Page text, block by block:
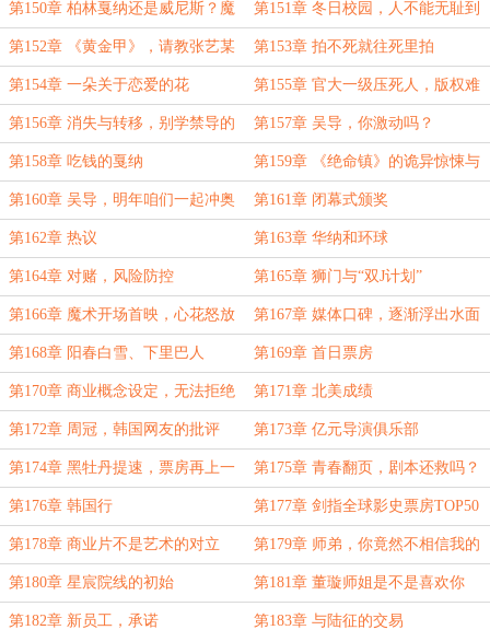
能助
第150章 柏林戛纳还是威尼斯？魔
盗团档期
第151章 冬日校园，人不能无耻到
这样的地步！
第152章 《黄金甲》，请教张艺某 第153章 拍不死就往死里拍
第154章 一朵关于恋爱的花 第155章 官大一级压死人，版权难
卖
第156章 消失与转移，别学禁导的
那套
第157章 吴导，你激动吗？
第158章 吃钱的戛纳 第159章 《绝命镇》的诡异惊悚与
社会思潮
第160章 吴导，明年咱们一起冲奥
斯卡
第161章 闭幕式颁奖
第162章 热议 第163章 华纳和环球
第164章 对赌，风险防控 第165章 狮门与“双J计划”
第166章 魔术开场首映，心花怒放
的韩三评
第167章 媒体口碑，逐渐浮出水面
的“双J计划”
第168章 阳春白雪、下里巴人 第169章 首日票房
第170章 商业概念设定，无法拒绝
的邀请
第171章 北美成绩
第172章 周冠，韩国网友的批评 第173章 亿元导演俱乐部
第174章 黑牡丹提速，票房再上一
层楼
第175章 青春翻页，剧本还救吗？
第176章 韩国行 第177章 剑指全球影史票房TOP50
第178章 商业片不是艺术的对立
面，人才是！
第179章 师弟，你竟然不相信我的
眼光
第180章 星宸院线的初始 第181章 董璇师姐是不是喜欢你
啊？
第182章 新员工，承诺 第183章 与陆征的交易